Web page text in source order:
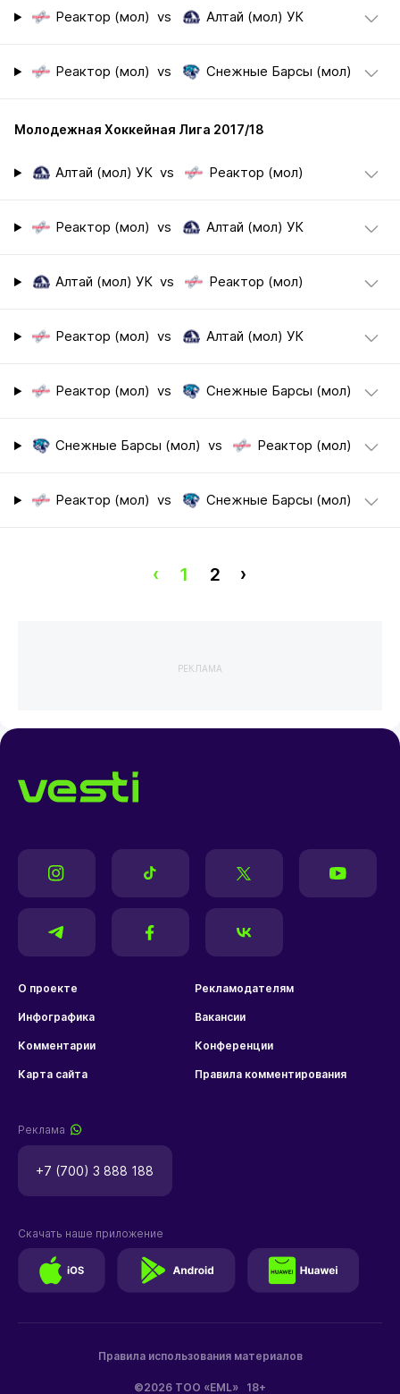
Реактор (мол) vs Алтай (мол) УК
Реактор (мол) vs Снежные Барсы (мол)
Молодежная Хоккейная Лига 2017/18
Алтай (мол) УК vs Реактор (мол)
Реактор (мол) vs Алтай (мол) УК
Алтай (мол) УК vs Реактор (мол)
Реактор (мол) vs Алтай (мол) УК
Реактор (мол) vs Снежные Барсы (мол)
Снежные Барсы (мол) vs Реактор (мол)
Реактор (мол) vs Снежные Барсы (мол)
‹ 1 2 ›
РЕКЛАМА
О проекте Рекламодателям
Инфографика Вакансии
Комментарии Конференции
Карта сайта Правила комментирования
Реклама
+7 (700) 3 888 188
©2026 ТОО «EML» 18+
Правила использования материалов
Скачать наше приложение